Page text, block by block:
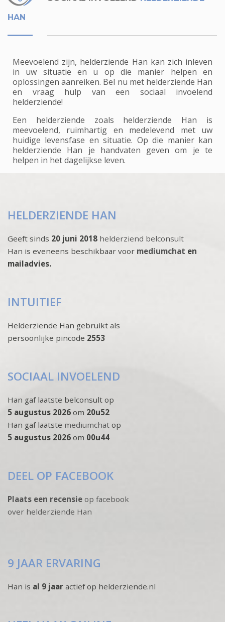
HAN
Meevoelend zijn, helderziende Han kan zich inleven
in uw situatie en u op die manier helpen en
oplossingen aanreiken. Bel nu met helderziende Han
en vraag hulp van een sociaal invoelend
helderziende!
Een helderziende zoals helderziende Han is
meevoelend, ruimhartig en medelevend met uw
huidige levensfase en situatie. Op die manier kan
helderziende Han je handvaten geven om je te
helpen in het dagelijkse leven.
HELDERZIENDE HAN
Geeft sinds 20 juni 2018 helderziend belconsult
Han is eveneens beschikbaar voor mediumchat en
mailadvies.
INTUITIEF
Helderziende Han gebruikt als
persoonlijke pincode 2553
SOCIAAL INVOELEND
Han gaf laatste belconsult op
5 augustus 2026 om 20u52
Han gaf laatste mediumchat op
5 augustus 2026 om 00u44
DEEL OP FACEBOOK
Plaats een recensie op facebook
over helderziende Han
9 JAAR ERVARING
Han is al 9 jaar actief op helderziende.nl